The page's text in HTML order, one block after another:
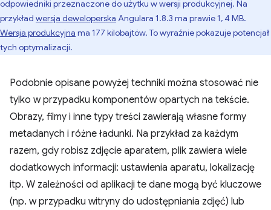
odpowiedniki przeznaczone do użytku w wersji produkcyjnej. Na
przykład wersja deweloperska Angulara 1.8.3 ma prawie 1, 4 MB.
Wersja produkcyjna ma 177 kilobajtów. To wyraźnie pokazuje potencjał
tych optymalizacji.
Podobnie opisane powyżej techniki można stosować nie
tylko w przypadku komponentów opartych na tekście.
Obrazy, filmy i inne typy treści zawierają własne formy
metadanych i różne ładunki. Na przykład za każdym
razem, gdy robisz zdjęcie aparatem, plik zawiera wiele
dodatkowych informacji: ustawienia aparatu, lokalizację
itp. W zależności od aplikacji te dane mogą być kluczowe
(np. w przypadku witryny do udostępniania zdjęć) lub